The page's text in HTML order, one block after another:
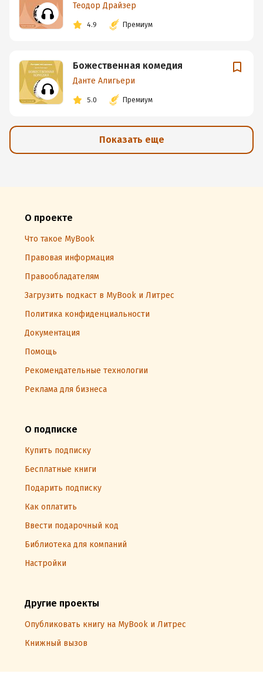
Теодор Драйзер
4.9 Премиум
Божественная комедия
Данте Алигьери
5.0 Премиум
Показать еще
О проекте
Что такое MyBook
Правовая информация
Правообладателям
Загрузить подкаст в MyBook и Литрес
Политика конфиденциальности
Документация
Помощь
Рекомендательные технологии
Реклама для бизнеса
О подписке
Купить подписку
Бесплатные книги
Подарить подписку
Как оплатить
Ввести подарочный код
Библиотека для компаний
Настройки
Другие проекты
Опубликовать книгу на MyBook и Литрес
Книжный вызов